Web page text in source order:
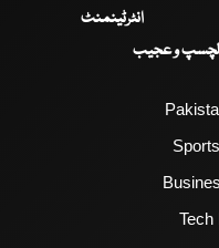
انٹرٹینمنٹ
و عجیب
Tech